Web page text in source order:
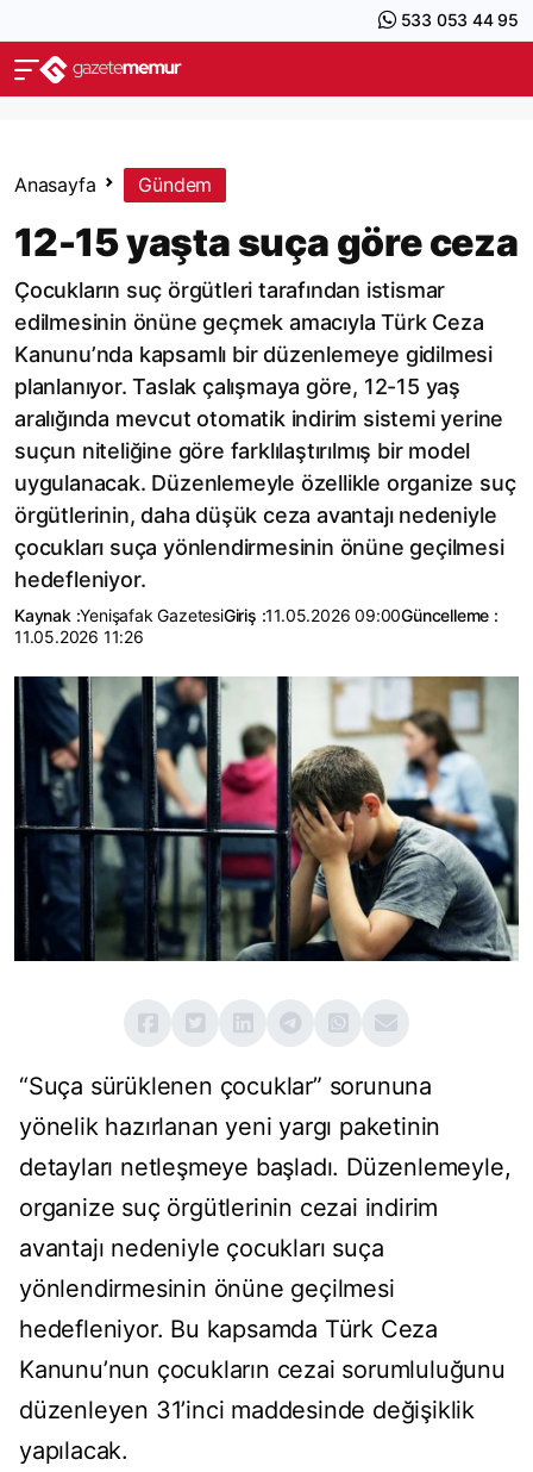
533 053 44 95
Anasayfa Gündem
12-15 yaşta suça göre ceza
Çocukların suç örgütleri tarafından istismar
edilmesinin önüne geçmek amacıyla Türk Ceza
Kanunu’nda kapsamlı bir düzenlemeye gidilmesi
planlanıyor. Taslak çalışmaya göre, 12-15 yaş
aralığında mevcut otomatik indirim sistemi yerine
suçun niteliğine göre farklılaştırılmış bir model
uygulanacak. Düzenlemeyle özellikle organize suç
örgütlerinin, daha düşük ceza avantajı nedeniyle
çocukları suça yönlendirmesinin önüne geçilmesi
hedefleniyor.
Kaynak :Yenişafak GazetesiGiriş :11.05.2026 09:00Güncelleme :
11.05.2026 11:26
“Suça sürüklenen çocuklar” sorununa
yönelik hazırlanan yeni yargı paketinin
detayları netleşmeye başladı. Düzenlemeyle,
organize suç örgütlerinin cezai indirim
avantajı nedeniyle çocukları suça
yönlendirmesinin önüne geçilmesi
hedefleniyor. Bu kapsamda Türk Ceza
Kanunu’nun çocukların cezai sorumluluğunu
düzenleyen 31’inci maddesinde değişiklik
yapılacak.